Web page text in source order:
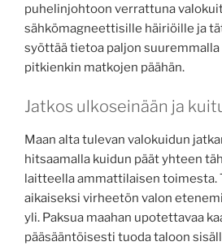
puhelinjohtoon verrattuna
sähkömagneettisille häiriöille ja
syöttää tietoa paljon
pitkienkin matkojen päähän.
Jatkos ulkoseinään ja
Maan alta tulevan valokuidun
hitsaamalla kuidun päät yhteen
laitteella ammattilaisen toimesta.
aikaiseksi virheetön valon
yli. Paksua maahan upotettavaa
pääsääntöisesti tuoda taloon